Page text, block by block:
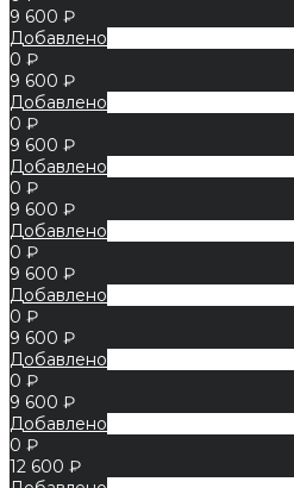
9 600 ₽
Добавлено
0 ₽
9 600 ₽
Добавлено
0 ₽
9 600 ₽
Добавлено
0 ₽
9 600 ₽
Добавлено
0 ₽
9 600 ₽
Добавлено
0 ₽
9 600 ₽
Добавлено
0 ₽
9 600 ₽
Добавлено
0 ₽
12 600 ₽